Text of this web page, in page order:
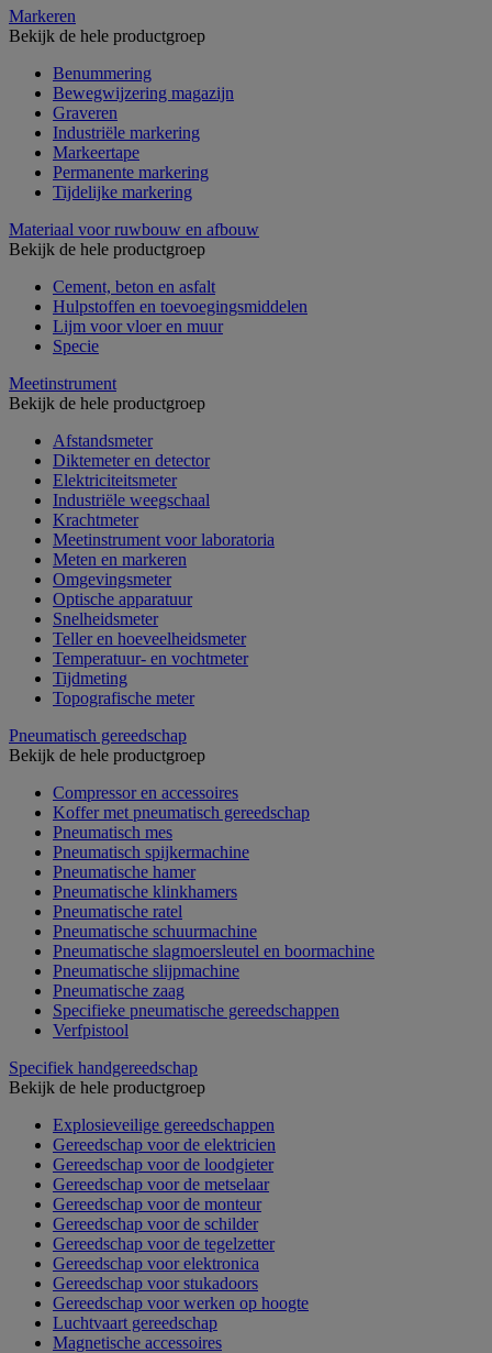
Markeren
Bekijk de hele productgroep
Benummering
Bewegwijzering magazijn
Graveren
Industriële markering
Markeertape
Permanente markering
Tijdelijke markering
Materiaal voor ruwbouw en afbouw
Bekijk de hele productgroep
Cement, beton en asfalt
Hulpstoffen en toevoegingsmiddelen
Lijm voor vloer en muur
Specie
Meetinstrument
Bekijk de hele productgroep
Afstandsmeter
Diktemeter en detector
Elektriciteitsmeter
Industriële weegschaal
Krachtmeter
Meetinstrument voor laboratoria
Meten en markeren
Omgevingsmeter
Optische apparatuur
Snelheidsmeter
Teller en hoeveelheidsmeter
Temperatuur- en vochtmeter
Tijdmeting
Topografische meter
Pneumatisch gereedschap
Bekijk de hele productgroep
Compressor en accessoires
Koffer met pneumatisch gereedschap
Pneumatisch mes
Pneumatisch spijkermachine
Pneumatische hamer
Pneumatische klinkhamers
Pneumatische ratel
Pneumatische schuurmachine
Pneumatische slagmoersleutel en boormachine
Pneumatische slijpmachine
Pneumatische zaag
Specifieke pneumatische gereedschappen
Verfpistool
Specifiek handgereedschap
Bekijk de hele productgroep
Explosieveilige gereedschappen
Gereedschap voor de elektricien
Gereedschap voor de loodgieter
Gereedschap voor de metselaar
Gereedschap voor de monteur
Gereedschap voor de schilder
Gereedschap voor de tegelzetter
Gereedschap voor elektronica
Gereedschap voor stukadoors
Gereedschap voor werken op hoogte
Luchtvaart gereedschap
Magnetische accessoires